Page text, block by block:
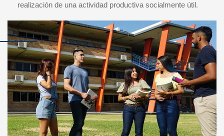
realización de una actividad productiva socialmente útil.